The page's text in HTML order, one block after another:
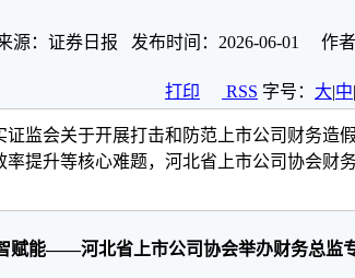
源：证券日报 发布时间：2026-06-01 作者
打印 RSS 字号： 大|中|
监会关于开展打击和防范上市公司财务造
提升等核心难题，河北省上市公司协会财
赋能——河北省上市公司协会举办财务总监